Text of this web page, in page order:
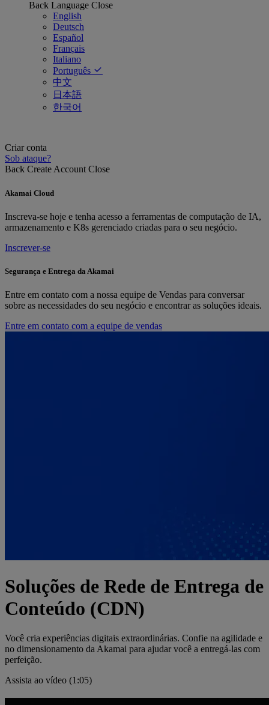
Back Language Close
English
Deutsch
Español
Français
Italiano
Português
中文
日本語
한국어
Criar conta
Sob ataque?
Back Create Account Close
Akamai Cloud
Inscreva-se hoje e tenha acesso a ferramentas de computação de IA,
armazenamento e K8s gerenciado criadas para o seu negócio.
Inscrever-se
Segurança e Entrega da Akamai
Entre em contato com a nossa equipe de Vendas para conversar
sobre as necessidades do seu negócio e encontrar as soluções ideais.
Entre em contato com a equipe de vendas
Soluções de Rede de Entrega de
Conteúdo (CDN)
Você cria experiências digitais extraordinárias. Confie na agilidade e
no dimensionamento da Akamai para ajudar você a entregá-las com
perfeição.
Assista ao vídeo (1:05)